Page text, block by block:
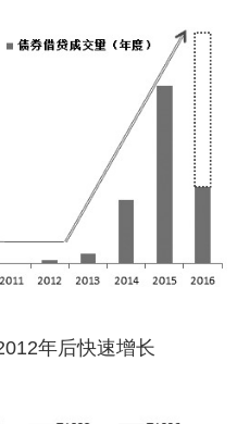
年后快速增长